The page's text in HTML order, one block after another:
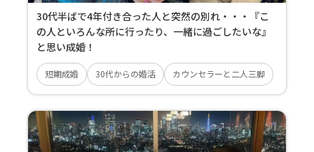
30代半ばで4年付き合った人と突然の別れ・・・『こ
の人といろんな所に行ったり、一緒に過ごしたいな』
と思い成婚！
短期成婚 30代からの婚活 カウンセラーと二人三脚